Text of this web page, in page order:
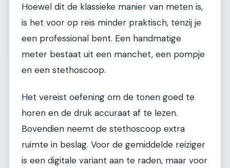
Hoewel dit de klassieke manier van meten is,
is het voor op reis minder praktisch, tenzij je
een professional bent. Een handmatige
meter bestaat uit een manchet, een pompje
en een stethoscoop.
Het vereist oefening om de tonen goed te
horen en de druk accuraat af te lezen.
Bovendien neemt de stethoscoop extra
ruimte in beslag. Voor de gemiddelde reiziger
is een digitale variant aan te raden, maar voor